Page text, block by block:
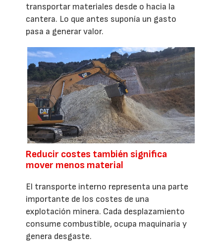
transportar materiales desde o hacia la
cantera. Lo que antes suponía un gasto
pasa a generar valor.
Reducir costes también significa
mover menos material
El transporte interno representa una parte
importante de los costes de una
explotación minera. Cada desplazamiento
consume combustible, ocupa maquinaria y
genera desgaste.